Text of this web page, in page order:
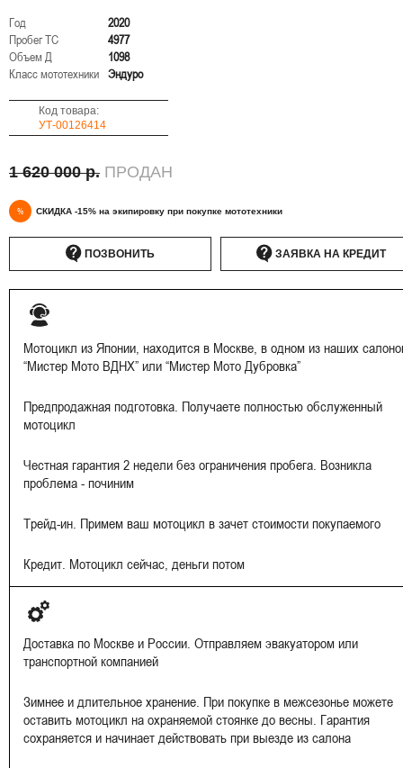
Год
2020
Пробег ТС
4977
Объем Д
1098
Класс мототехники Эндуро
Код товара:
УТ-00126414
1 620 000 р. ПРОДАН
% СКИДКА -15% на экипировку при покупке мототехники
ПОЗВОНИТЬ ЗАЯВКА НА КРЕДИТ
Мотоцикл из Японии, находится в Москве, в одном из наших
“Мистер Мото ВДНХ” или “Мистер Мото Дубровка”
Предпродажная подготовка. Получаете полностью обслуженный
мотоцикл
Честная гарантия 2 недели без ограничения пробега. Возникла
проблема - починим
Трейд-ин. Примем ваш мотоцикл в зачет стоимости покупаемого
Кредит. Мотоцикл сейчас, деньги потом
Доставка по Москве и России. Отправляем эвакуатором или
транспортной компанией
Зимнее и длительное хранение. При покупке в межсезонье можете
оставить мотоцикл на охраняемой стоянке до весны. Гарантия
сохраняется и начинает действовать при выезде из салона